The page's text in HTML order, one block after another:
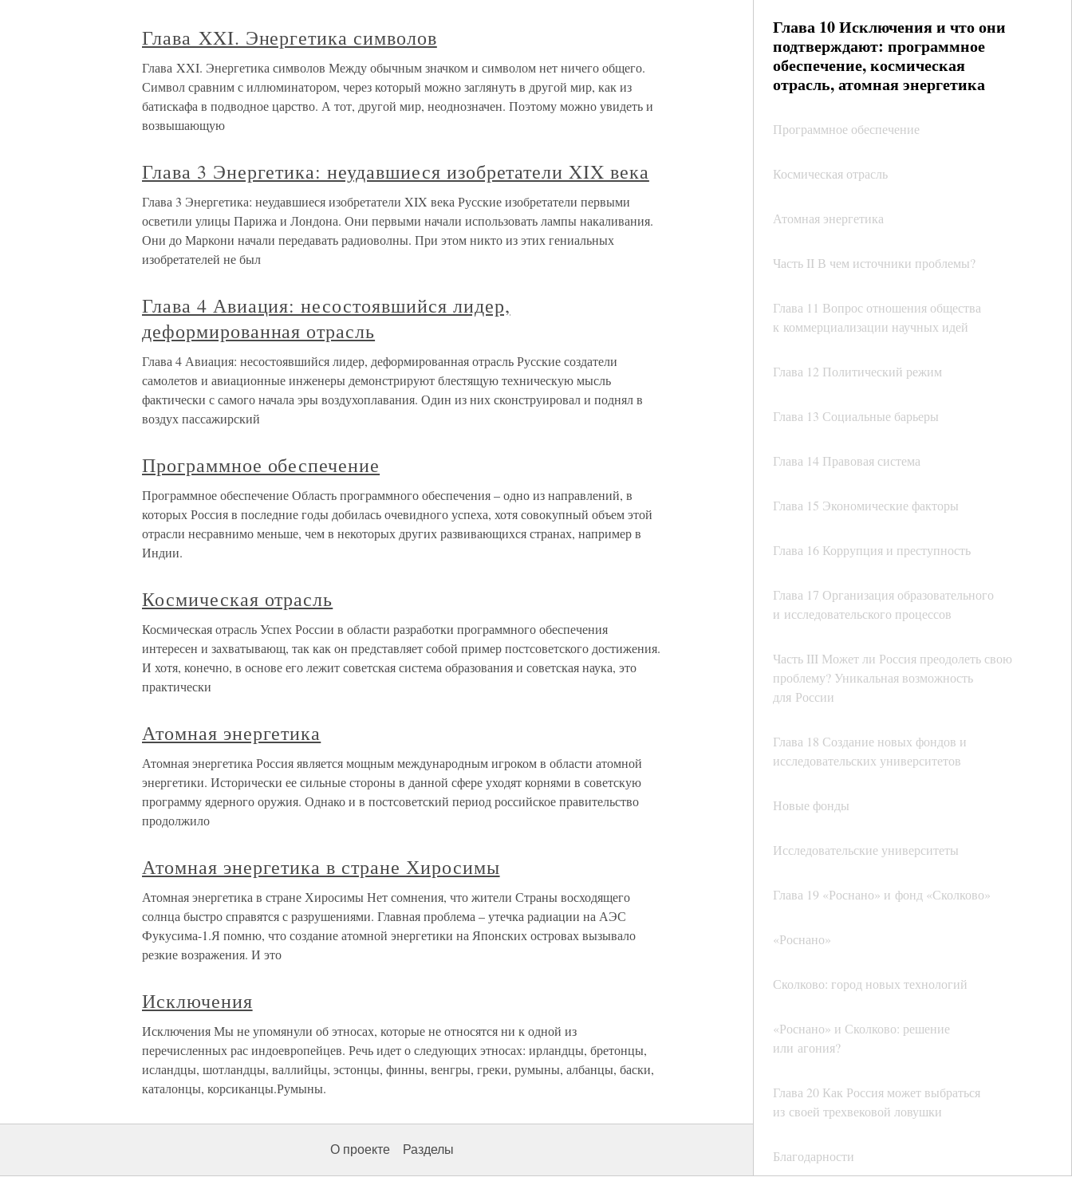
Глава 10 Исключения и что они
подтверждают: программное
обеспечение, космическая
отрасль, атомная энергетика
Программное обеспечение
Космическая отрасль
Атомная энергетика
Часть II В чем источники проблемы?
Глава 11 Вопрос отношения общества
к коммерциализации научных идей
Глава 12 Политический режим
Глава 13 Социальные барьеры
Глава 14 Правовая система
Глава 15 Экономические факторы
Глава 16 Коррупция и преступность
Глава 17 Организация образовательного
и исследовательского процессов
Часть III Может ли Россия преодолеть свою
проблему? Уникальная возможность
для России
Глава 18 Создание новых фондов и
исследовательских университетов
Новые фонды
Исследовательские университеты
Глава 19 «Роснано» и фонд «Сколково»
«Роснано»
Сколково: город новых технологий
«Роснано» и Сколково: решение
или агония?
Глава 20 Как Россия может выбраться
из своей трехвековой ловушки
Благодарности
Глава XXI. Энергетика символов
Глава XXI. Энергетика символов Между обычным значком и символом нет ничего общего.
Символ сравним с иллюминатором, через который можно заглянуть в другой мир, как из
батискафа в подводное царство. А тот, другой мир, неоднозначен. Поэтому можно увидеть и
возвышающую
Глава 3 Энергетика: неудавшиеся изобретатели XIX века
Глава 3 Энергетика: неудавшиеся изобретатели XIX века Русские изобретатели первыми
осветили улицы Парижа и Лондона. Они первыми начали использовать лампы накаливания.
Они до Маркони начали передавать радиоволны. При этом никто из этих гениальных
изобретателей не был
Глава 4 Авиация: несостоявшийся лидер,
деформированная отрасль
Глава 4 Авиация: несостоявшийся лидер, деформированная отрасль Русские создатели
самолетов и авиационные инженеры демонстрируют блестящую техническую мысль
фактически с самого начала эры воздухоплавания. Один из них сконструировал и поднял в
воздух пассажирский
Программное обеспечение
Программное обеспечение Область программного обеспечения – одно из направлений, в
которых Россия в последние годы добилась очевидного успеха, хотя совокупный объем этой
отрасли несравнимо меньше, чем в некоторых других развивающихся странах, например в
Индии.
Космическая отрасль
Космическая отрасль Успех России в области разработки программного обеспечения
интересен и захватывающ, так как он представляет собой пример постсоветского достижения.
И хотя, конечно, в основе его лежит советская система образования и советская наука, это
практически
Атомная энергетика
Атомная энергетика Россия является мощным международным игроком в области атомной
энергетики. Исторически ее сильные стороны в данной сфере уходят корнями в советскую
программу ядерного оружия. Однако и в постсоветский период российское правительство
продолжило
Атомная энергетика в стране Хиросимы
Атомная энергетика в стране Хиросимы Нет сомнения, что жители Страны восходящего
солнца быстро справятся с разрушениями. Главная проблема – утечка радиации на АЭС
Фукусима-1.Я помню, что создание атомной энергетики на Японских островах вызывало
резкие возражения. И это
Исключения
Исключения Мы не упомянули об этносах, которые не относятся ни к одной из
перечисленных рас индоевропейцев. Речь идет о следующих этносах: ирландцы, бретонцы,
исландцы, шотландцы, валлийцы, эстонцы, финны, венгры, греки, румыны, албанцы, баски,
каталонцы, корсиканцы.Румыны.
О проекте Разделы